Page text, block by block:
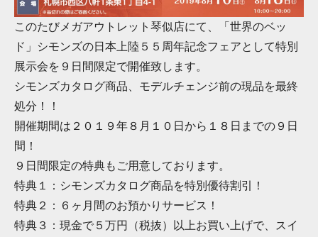
このたびメガアウトレット琴似店にて、「世界のベッ
ド」シモンズの日本上陸５５周年記念フェアとして特別
展示会を９日間限定で開催致します。
シモンズカタログ商品、モデルチェンジ前の現品を最終
処分！！
開催期間は２０１９年８月１０日から１８日までの９日
間！
９日間限定の特典もご用意しております。
特典１：シモンズカタログ商品を特別優待割引！
特典２：６ヶ月間のお預かりサービス！
特典３：現金で５万円（税抜）以上お買い上げで、スイ